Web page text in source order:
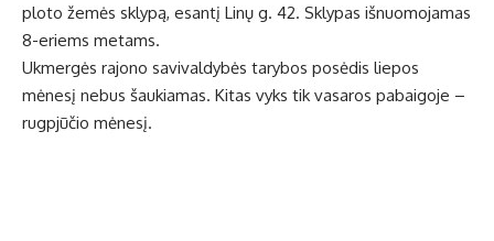
ploto žemės sklypą, esantį Linų g. 42. Sklypas išnuomojamas
8-eriems metams.
Ukmergės rajono savivaldybės tarybos posėdis liepos
mėnesį nebus šaukiamas. Kitas vyks tik vasaros pabaigoje –
rugpjūčio mėnesį.